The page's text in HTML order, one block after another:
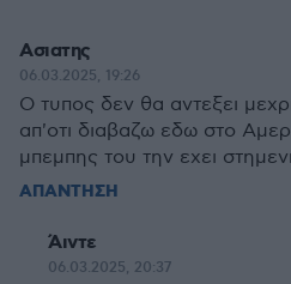
Ασιατης
06.03.2025, 19:26
Ο τυπος δεν θα αντεξει
απ'οτι διαβαζω εδω στο
μπεμπης του την εχει
ΑΠΑΝΤΗΣΗ
Άιντε
06.03.2025, 20:37